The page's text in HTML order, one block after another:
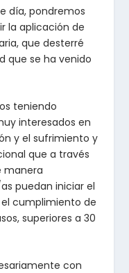
día, pondremos
la aplicación de
que desterré
que se ha venido
teniendo
interesados en
y el sufrimiento y
que a través
manera
puedan iniciar el
cumplimiento de
superiores a 30
con